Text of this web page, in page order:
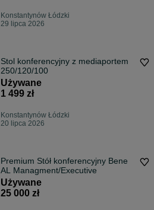
Konstantynów Łódzki
29 lipca 2026
Stol konferencyjny z mediaportem
250/120/100
Używane
1 499 zł
Konstantynów Łódzki
20 lipca 2026
Premium Stół konferencyjny Bene
AL Managment/Executive
Używane
25 000 zł